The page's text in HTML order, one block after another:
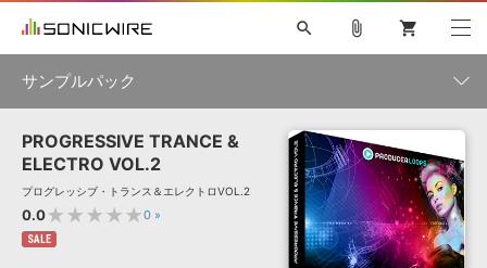
ソフト音源 »
プラグイン・エフェクト »
キャンペーン »
search
初音ミク NT 鏡音リン・レン V4X 巡音ルカ V4X
MEIKO V3
KAITO V3
VOCALOID TOONTRACK
SPITFIRE AUDIO
VIENNA
EZ DRUMMER 3 SERUM
ライセンスフリーBGM
ボーカル抜き出し
DUBSTEP
MUTANT
ROUTER.FM
attach_file shopping_cart
サンプルパック
製品一覧
ジャンル
PROGRESSIVE TRANCE &
ELECTRO VOL.2
プログレッシブ・トランス＆エレクトロVOL.2
0.0★★★★★0 »
SALE